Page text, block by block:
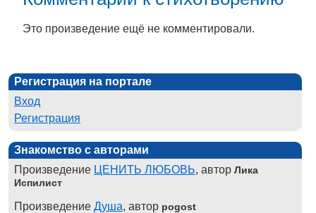
Это произведение ещё не комментировали.
Регистрация на портале
Вход
Регистрация
Знакомство с авторами
Произведение ЦЕНИТЬ ЛЮБОВЬ, автор Лика
Испилист
Произведение Душа, автор pogost